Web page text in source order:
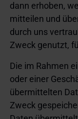
dann erhoben,
mitteilen und
durch uns
Zweck genutzt,
Die im Rahmen
oder einer
übermittelten
Zweck